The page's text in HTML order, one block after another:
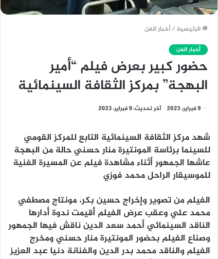
الرئيسية /أخبار الفن
أخبار الفن
حضور كبير بعرض فيلم “أمير
البهجة” بمركز الثقافة السينمائية
9 فبراير، 2023 آخر تحديث: 9 فبراير، 2023
شهد مركز الثقافة السينمائية التابع للمركز القومي
للسينما برئاسة المونتيرة منار حسني حالة من البهجة
عاشها الجمهور أثناء مشاهدة فيلم عن المسيرة الفنية
للموسيقار الراحل محمد فوزي
الفيلم من تصوير وإخراج حسين بكر، مونتاج مصطفي
محمد علي وعقب عرض الفيلم أقيمت ندوة أدارها
الناقد السينمائي أحمد سعد الدين ناقش فيها الجمهور
وصناع الفيلم بحضور المونتيرة منار حسني ومخرج
الفيلم والناقد محمد بدر الدين والفنانة دنيا عبد العزيز